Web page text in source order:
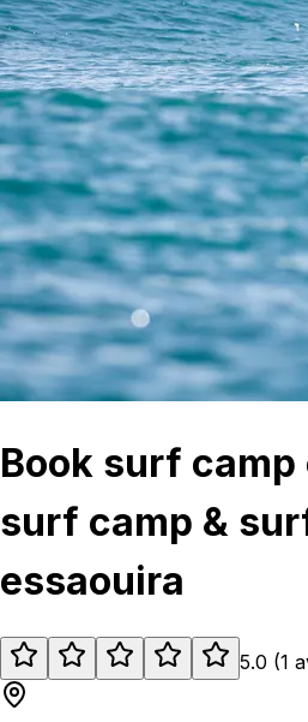
Book surf camp
surf camp &
essaouira
5.0 (1